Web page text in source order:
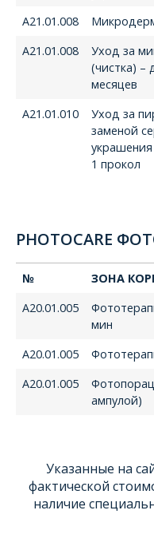
А21.01.008
А21.01.008
Уход за
(чистка) –
месяцев
А21.01.010
Уход за
заменой
1 прокол
PHOTOCARE
№ ЗОНА
А20.01.005
мин
А20.01.005
А20.01.005
ампулой)
Указанные на
фактической
наличие